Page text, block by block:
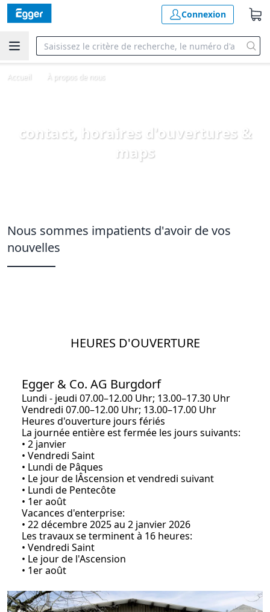
Connexion
Accueil À propos de nous
contact, horaires d'ouvertures &
maps
Nous sommes impatients d'avoir de vos
nouvelles
HEURES D'OUVERTURE
Egger & Co. AG Burgdorf
Lundi - jeudi 07.00–12.00 Uhr; 13.00–17.30 Uhr
Vendredi 07.00–12.00 Uhr; 13.00–17.00 Uhr
Heures d'ouverture jours fériés
La journée entière est fermée les jours suivants:
• 2 janvier
• Vendredi Saint
• Lundi de Pâques
• Le jour de lÂscension et vendredi suivant
• Lundi de Pentecôte
• 1er août
Vacances d'enterprise:
• 22 décembre 2025 au 2 janvier 2026
Les travaux se terminent à 16 heures:
• Vendredi Saint
• Le jour de l'Ascension
• 1er août